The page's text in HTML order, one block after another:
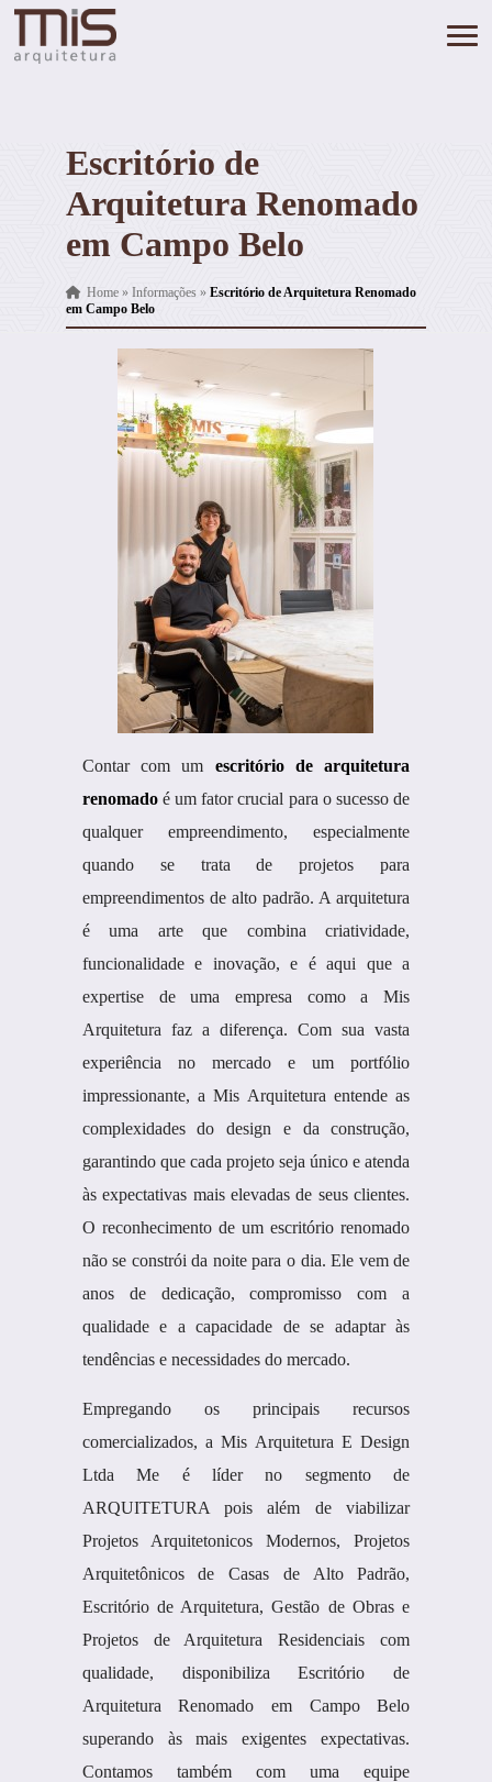
Escritório de
Arquitetura Renomado
em Campo Belo
Home» Informações » Escritório de Arquitetura Renomado
em Campo Belo
Contar com um escritório de arquitetura
renomadoé um fator crucial para o sucesso de
qualquer empreendimento, especialmente
quando se trata de projetos para
empreendimentos de alto padrão. A arquitetura
é uma arte que combina criatividade,
funcionalidade e inovação, e é aqui que a
expertise de uma empresa como a Mis
Arquitetura faz a diferença. Com sua vasta
experiência no mercado e um portfólio
impressionante, a Mis Arquitetura entende as
complexidades do design e da construção,
garantindo que cada projeto seja único e atenda
às expectativas mais elevadas de seus clientes.
O reconhecimento de um escritório renomado
não se constrói da noite para o dia. Ele vem de
anos de dedicação, compromisso com a
qualidade e a capacidade de se adaptar às
tendências e necessidades do mercado.
Empregando os principais recursos
comercializados, a Mis Arquitetura E Design
Ltda Me é líder no segmento de
ARQUITETURA pois além de viabilizar
Projetos Arquitetonicos Modernos, Projetos
Arquitetônicos de Casas de Alto Padrão,
Escritório de Arquitetura, Gestão de Obras e
Projetos de Arquitetura Residenciais com
qualidade, disponibiliza Escritório de
Arquitetura Renomado em Campo Belo
superando às mais exigentes expectativas.
Contamos também com uma equipe